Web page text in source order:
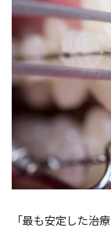
「最も安定した治